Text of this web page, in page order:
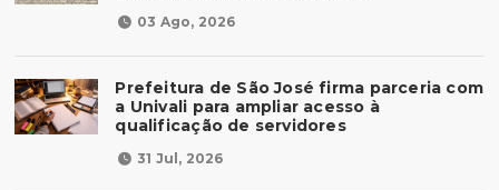
03 Ago, 2026
Prefeitura de São José firma parceria com
a Univali para ampliar acesso à
qualificação de servidores
31 Jul, 2026